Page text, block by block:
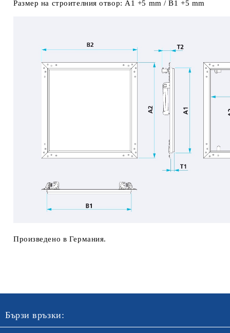
Размер на строителния отвор: A1 +5 mm / B1 +5 mm
Произведено в Германия.
Бързи връзки: